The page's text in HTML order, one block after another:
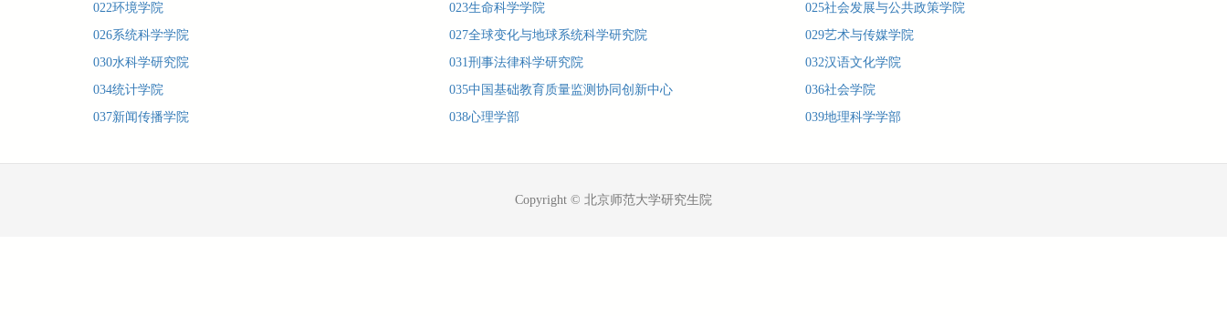
022环境学院
023生命科学学院
025社会发展与公共政策学院
026系统科学学院
027全球变化与地球系统科学研究院
029艺术与传媒学院
030水科学研究院
031刑事法律科学研究院
032汉语文化学院
034统计学院
035中国基础教育质量监测协同创新中心
036社会学院
037新闻传播学院
038心理学部 039地理科学学部
Copyright © 北京师范大学研究生院